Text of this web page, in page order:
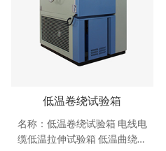
低温卷绕试验箱
名称：低温卷绕试验箱 电线电
缆低温拉伸试验箱 低温曲绕试